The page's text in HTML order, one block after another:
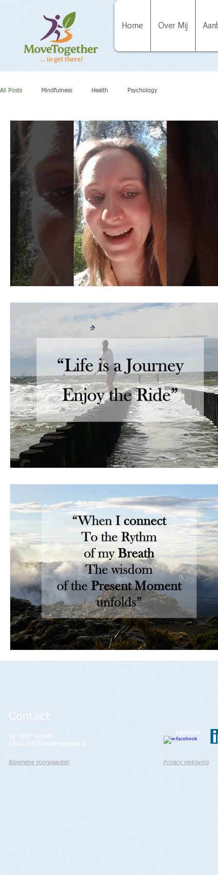
Home Over Mij
All Posts Mindfulness Health Psychology
Tel: 0647152288
Email: info@move-together.nl
Contact
Algemene voorwaarden Privacy verklaring
Facebook